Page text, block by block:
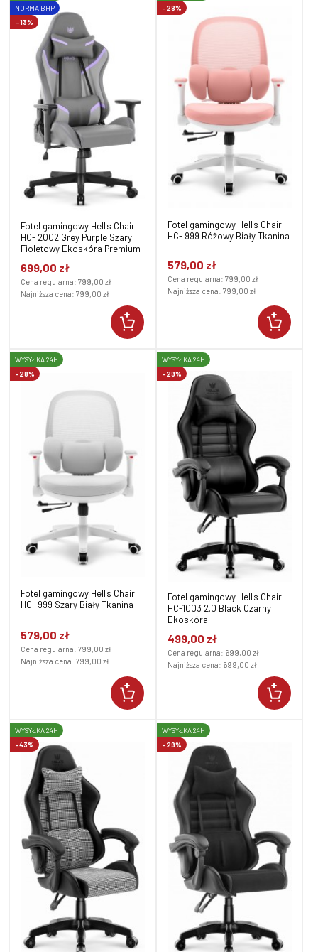
Fotel gamingowy Hell's Chair
HC- 2002 Grey Purple Szary
Fioletowy Ekoskóra Premium
699,00 zł
Cena regularna: 799,00 zł
Najniższa cena: 799,00 zł
-13%
NORMA BHP
Fotel gamingowy Hell's Chair
HC- 999 Różowy Biały Tkanina
579,00 zł
Cena regularna: 799,00 zł
Najniższa cena: 799,00 zł
-28%
Fotel gamingowy Hell's Chair
HC- 999 Szary Biały Tkanina
579,00 zł
Cena regularna: 799,00 zł
Najniższa cena: 799,00 zł
-28%
WYSYŁKA 24H
Fotel gamingowy Hell's Chair
HC-1003 2.0 Black Czarny
Ekoskóra
499,00 zł
Cena regularna: 699,00 zł
Najniższa cena: 699,00 zł
-29%
WYSYŁKA 24H
-43%
WYSYŁKA 24H
-29%
WYSYŁKA 24H